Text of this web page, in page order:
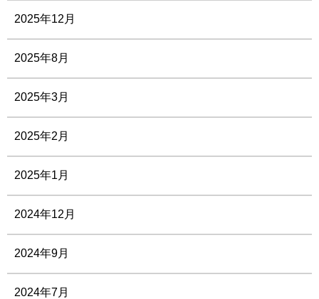
2025年12月
2025年8月
2025年3月
2025年2月
2025年1月
2024年12月
2024年9月
2024年7月